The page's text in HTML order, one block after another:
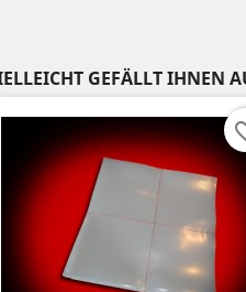
GEFÄLLT IHNEN